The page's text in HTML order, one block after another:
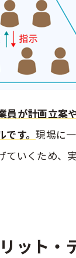
員が計画立案
です。現場に
ていくため、
ット・